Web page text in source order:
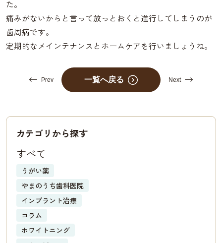
た。
痛みがないからと言って放っとおくと進行してしまうのが
歯周病です。
定期的なメインテナンスとホームケアを行いましょうね。
Prev 一覧へ戻る Next
カテゴリから探す
すべて
うがい薬
やまのうち歯科医院
インプラント治療
コラム
ホワイトニング